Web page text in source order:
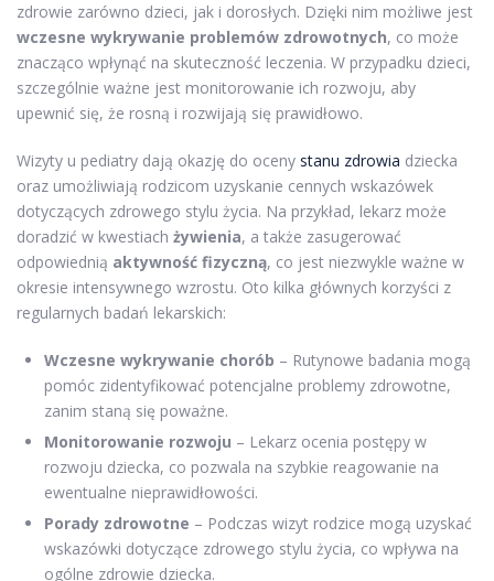
zdrowie zarówno dzieci, jak i dorosłych. Dzięki nim możliwe jest
wczesne wykrywanie problemów zdrowotnych, co może
znacząco wpłynąć na skuteczność leczenia. W przypadku dzieci,
szczególnie ważne jest monitorowanie ich rozwoju, aby
upewnić się, że rosną i rozwijają się prawidłowo.
Wizyty u pediatry dają okazję do oceny stanu zdrowia dziecka
oraz umożliwiają rodzicom uzyskanie cennych wskazówek
dotyczących zdrowego stylu życia. Na przykład, lekarz może
doradzić w kwestiach żywienia, a także zasugerować
odpowiednią aktywność fizyczną, co jest niezwykle ważne w
okresie intensywnego wzrostu. Oto kilka głównych korzyści z
regularnych badań lekarskich:
Wczesne wykrywanie chorób – Rutynowe badania mogą
pomóc zidentyfikować potencjalne problemy zdrowotne,
zanim staną się poważne.
Monitorowanie rozwoju – Lekarz ocenia postępy w
rozwoju dziecka, co pozwala na szybkie reagowanie na
ewentualne nieprawidłowości.
Porady zdrowotne – Podczas wizyt rodzice mogą uzyskać
wskazówki dotyczące zdrowego stylu życia, co wpływa na
ogólne zdrowie dziecka.